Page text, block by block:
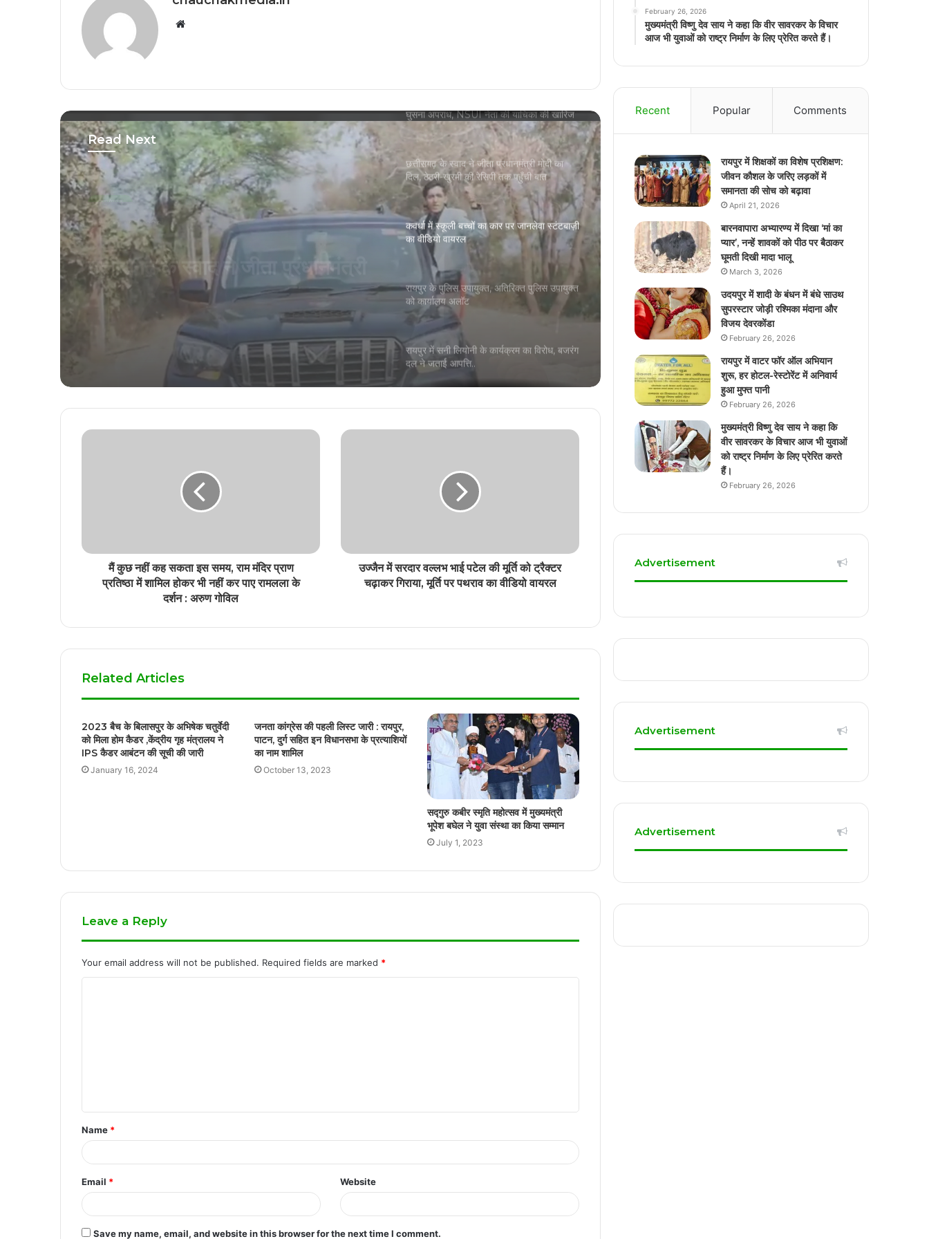
Website
Read Next
छग/मप्र
February 6, 2026
कवर्धा में स्कूली बच्चों का कार पर
जानलेवा स्टंटबाज़ी का वीडियो वायरल
छत्तीसगढ़ के स्वाद ने जीता प्रधानमंत्री मोदी का
दिल, ठेठरी-खुरमी की रेसिपी तक पहुँची बात
कवर्धा में स्कूली बच्चों का कार पर जानलेवा स्टंटबाज़ी
का वीडियो वायरल
रायपुर के पुलिस उपायुक्त, अतिरिक्त पुलिस उपायुक्त
को कार्यालय अलॉट
रायपुर में सनी लियोनी के कार्यक्रम का विरोध, बजरंग
दल ने जताई आपत्ति..
रायपुर स्थित निवास पर दिया गया हिंदी का सर्वोच्च
ऐतिहासिक उपलब्धि, सीएम विष्णु देव साय दी
शुभकामनाएं
छत्तीसगढ़ में आज से धान खरीदी, किसानों को नहीं
घुसना अपराध, NSUI नेता की याचिका की खारिज
छत्तीसगढ़ के स्वाद ने जीता प्रधानमंत्री मोदी का
दिल, ठेठरी-खुरमी की रेसिपी तक पहुँची बात
कवर्धा में स्कूली बच्चों का कार पर जानलेवा स्टंटबाज़ी
का वीडियो वायरल
रायपुर के पुलिस उपायुक्त, अतिरिक्त पुलिस उपायुक्त
मैं कुछ नहीं कह सकता इस समय, राम मंदिर प्राण
प्रतिष्ठा में शामिल होकर भी नहीं कर पाए रामलला के
दर्शन : अरुण गोविल
उज्जैन में सरदार वल्लभ भाई पटेल की मूर्ति को ट्रैक्टर
चढ़ाकर गिराया, मूर्ति पर पथराव का वीडियो वायरल
Related Articles
2023 बैच के बिलासपुर के अभिषेक चतुर्वेदी
को मिला होम कैडर ,केंद्रीय गृह मंत्रालय ने
IPS कैडर आबंटन की सूची की जारी
January 16, 2024
जनता कांग्रेस की पहली लिस्ट जारी : रायपुर,
पाटन, दुर्ग सहित इन विधानसभा के प्रत्याशियों
का नाम शामिल
October 13, 2023
सद्गुरु कबीर स्मृति महोत्सव में मुख्यमंत्री
भूपेश बघेल ने युवा संस्था का किया सम्मान
July 1, 2023
Leave a Reply
Your email address will not be published. Required fields are marked *
t
*
Name *
Email * Website
Save my name, email, and website in this browser for the next time I comment.
February 26, 2026
मुख्यमंत्री विष्णु देव साय ने कहा कि वीर सावरकर के विचार
आज भी युवाओं को राष्ट्र निर्माण के लिए प्रेरित करते हैं।
Recent Popular Comments
रायपुर में शिक्षकों का विशेष प्रशिक्षण:
जीवन कौशल के जरिए लड़कों में
समानता की सोच को बढ़ावा
April 21, 2026
बारनवापारा अभ्यारण्य में दिखा ‘मां का
प्यार’, नन्हें शावकों को पीठ पर बैठाकर
घूमती दिखी मादा भालू
March 3, 2026
उदयपुर में शादी के बंधन में बंधे साउथ
सुपरस्टार जोड़ी रश्मिका मंदाना और
विजय देवरकोंडा
February 26, 2026
रायपुर में वाटर फॉर ऑल अभियान
शुरू, हर होटल-रेस्टोरेंट में अनिवार्य
हुआ मुफ्त पानी
February 26, 2026
मुख्यमंत्री विष्णु देव साय ने कहा कि
वीर सावरकर के विचार आज भी युवाओं
को राष्ट्र निर्माण के लिए प्रेरित करते
हैं।
February 26, 2026
Advertisement
Advertisement
Advertisement